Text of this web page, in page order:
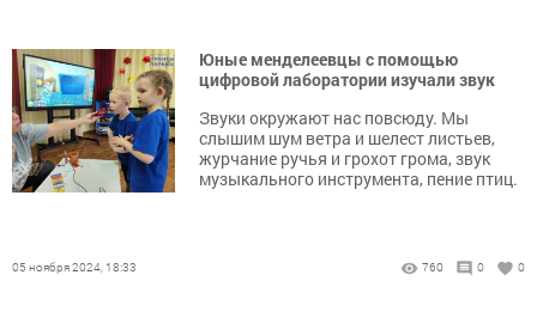
Юные менделеевцы с помощью
цифровой лаборатории изучали звук
Звуки окружают нас повсюду. Мы
слышим шум ветра и шелест листьев,
журчание ручья и грохот грома, звук
музыкального инструмента, пение птиц.
05 ноября 2024, 18:33 760 0 0